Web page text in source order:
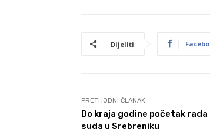
Dijeliti
PRETHODNI ČLANAK
Do kraja godine početak rada
suda u Srebreniku